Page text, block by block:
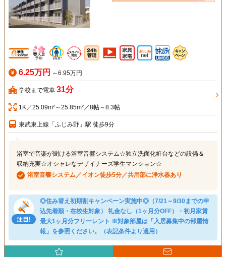
6.25万円 ～6.95万円
学校まで電車 31分
1K／25.09m²～25.85m²／8帖～8.3帖
東武東上線「ふじみ野」駅 徒歩9分
浴室で音楽が聞ける浴室音響システム☆独立洗面化粧台などの設備＆
収納充実☆オシャレなデザイナーズ学生マンション☆
浴室音響システム／イオン徒歩5分／共用部に浄水器あり
◎住み替え初期割キャンペーン実施中◎（7/21～9/30までの申
込先着順・在校生対象） 礼金なし（1ヶ月分OFF）・初月家賃
最大1ヶ月分フリーレント ※対象部屋は「入居募集中の部屋情
報」を参照ください。（表記条件より適用）